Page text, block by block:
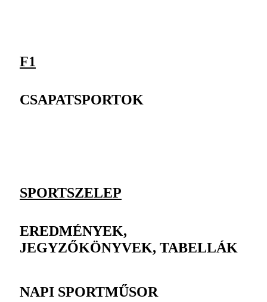
F1
CSAPATSPORTOK
SPORTSZELEP
EREDMÉNYEK,
JEGYZŐKÖNYVEK, TABELLÁK
NAPI SPORTMŰSOR